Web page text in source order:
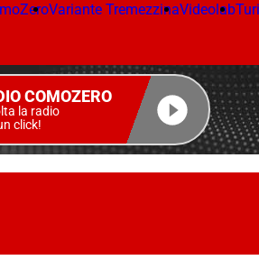
Variante TremezzinaVideolab
COMOZERO
la radio
click!